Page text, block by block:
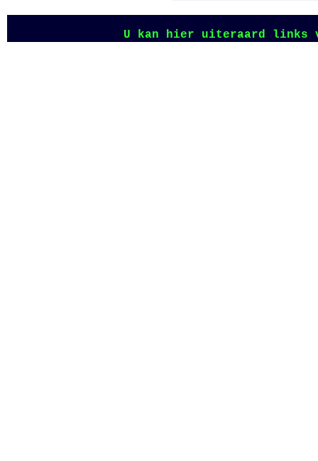
U kan hier uiteraard links